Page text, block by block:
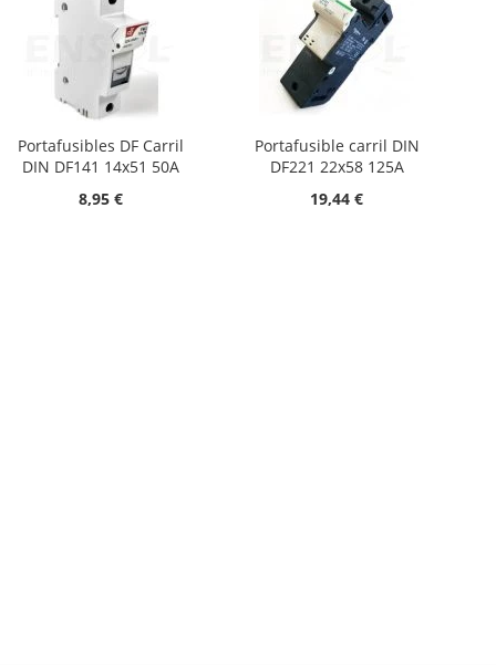
Portafusibles DF Carril
DIN DF141 14x51 50A
8,95 €
Portafusible carril DIN
DF221 22x58 125A
19,44 €